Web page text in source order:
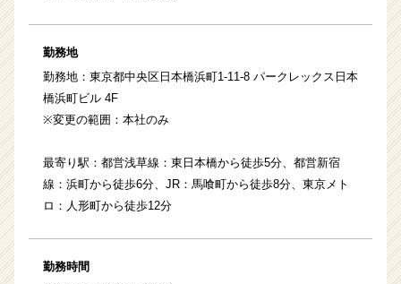
勤務地
勤務地：東京都中央区日本橋浜町1-11-8 パークレックス日本
橋浜町ビル 4F
※変更の範囲：本社のみ
最寄り駅：都営浅草線：東日本橋から徒歩5分、都営新宿
線：浜町から徒歩6分、JR：馬喰町から徒歩8分、東京メト
ロ：人形町から徒歩12分
勤務時間